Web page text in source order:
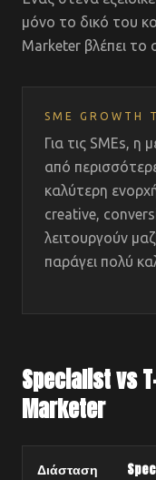
μόνο το δικό του
Marketer βλέπει το
SME GROWTH
Για τις SMEs, η
από
καλύτερη
creative,
λειτουργούν
παράγει πολύ
Specialist vs
Marketer
Διάσταση